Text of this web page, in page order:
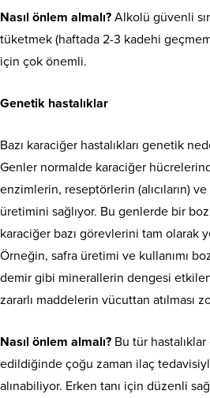
Nasıl önlem almalı? Alkolü güvenli
tüketmek (haftada 2-3 kadehi
için çok önemli.
Genetik hastalıklar
Bazı karaciğer hastalıkları genetik
Genler normalde karaciğer
enzimlerin, reseptörlerin (alıcıların) ve
üretimini sağlıyor. Bu genlerde bir
karaciğer bazı görevlerini tam olarak
Örneğin, safra üretimi ve kullanımı
demir gibi minerallerin dengesi
zararlı maddelerin vücuttan atılması
Nasıl önlem almalı? Bu tür
edildiğinde çoğu zaman ilaç
alınabiliyor. Erken tanı için düzenli